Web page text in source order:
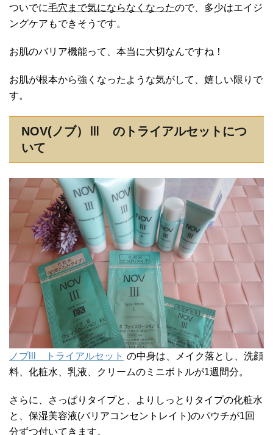
ついでに毛穴まで気にならなくなったので、多少はエイジ
ングケアもできそうです。
お肌のバリア機能って、本当に大切なんですね！
お肌が根本から強くなったような気がして、嬉しい限りで
す。
NOV(ノブ）Ⅲ のトライアルセットにつ
いて
ノブlll トライアルセット の中身は、メイク落とし、洗顔
料、化粧水、乳液、クリームのミニボトルが1週間分。
さらに、さっぱりタイプと、よりしっとりタイプの化粧水
と、保湿美容液(バリアコンセントレイト)のパウチが1回
分ずつ付いてきます。